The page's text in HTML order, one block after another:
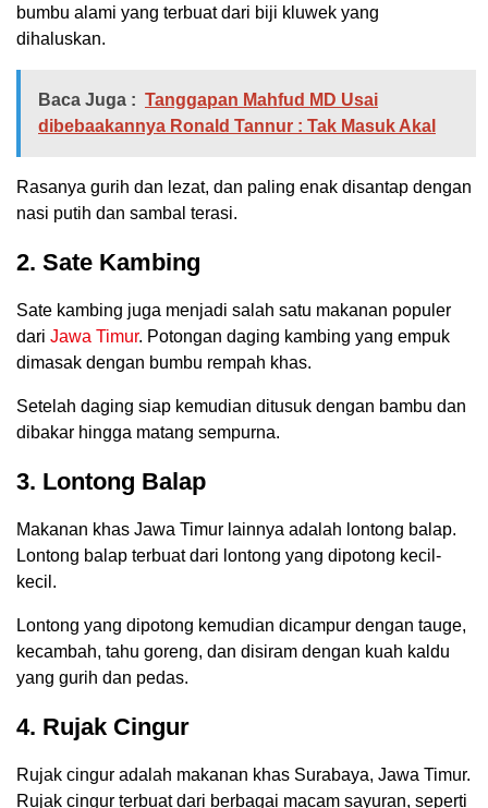
bumbu alami yang terbuat dari biji kluwek yang
dihaluskan.
Baca Juga : Tanggapan Mahfud MD Usai
dibebaakannya Ronald Tannur : Tak Masuk Akal
Rasanya gurih dan lezat, dan paling enak disantap dengan
nasi putih dan sambal terasi.
2. Sate Kambing
Sate kambing juga menjadi salah satu makanan populer
dari Jawa Timur. Potongan daging kambing yang empuk
dimasak dengan bumbu rempah khas.
Setelah daging siap kemudian ditusuk dengan bambu dan
dibakar hingga matang sempurna.
3. Lontong Balap
Makanan khas Jawa Timur lainnya adalah lontong balap.
Lontong balap terbuat dari lontong yang dipotong kecil-
kecil.
Lontong yang dipotong kemudian dicampur dengan tauge,
kecambah, tahu goreng, dan disiram dengan kuah kaldu
yang gurih dan pedas.
4. Rujak Cingur
Rujak cingur adalah makanan khas Surabaya, Jawa Timur.
Rujak cingur terbuat dari berbagai macam sayuran, seperti